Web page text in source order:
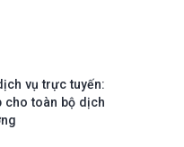
vụ trực tuyến:
cho toàn bộ dịch